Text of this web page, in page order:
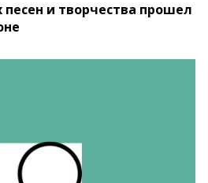
и творчества прошел